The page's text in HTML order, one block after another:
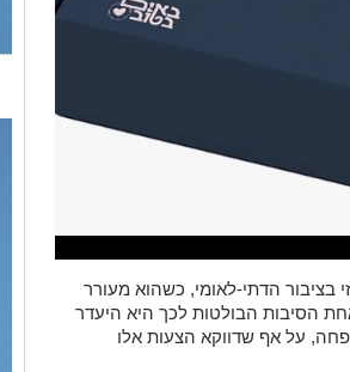
הדתי-לאומי, כשהוא מעורר
הסיבות הבולטות לכך היא היעדר
על אף שדווקא הצעות אלו